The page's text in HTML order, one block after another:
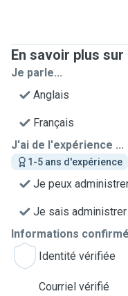
En savoir plus sur
Je parle...
Anglais
Français
J'ai de l'expérience ...
1-5 ans d'expérience
Je peux
Je sais
Informations
Identité vérifiée
Courriel vérifié